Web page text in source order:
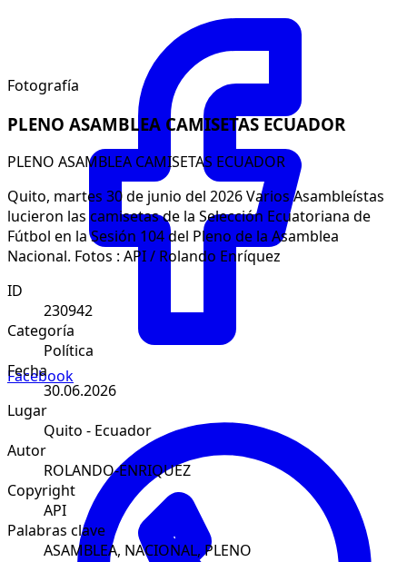
Facebook
Fotografía
PLENO ASAMBLEA CAMISETAS ECUADOR
PLENO ASAMBLEA CAMISETAS ECUADOR
Quito, martes 30 de junio del 2026 Varios Asambleístas
lucieron las camisetas de la Selección Ecuatoriana de
Fútbol en la Sesión 104 del Pleno de la Asamblea
Nacional. Fotos : API / Rolando Enríquez
ID
230942
Categoría
Política
Fecha
30.06.2026
Lugar
Quito - Ecuador
Autor
ROLANDO-ENRIQUEZ
Copyright
API
Palabras clave
ASAMBLEA, NACIONAL, PLENO